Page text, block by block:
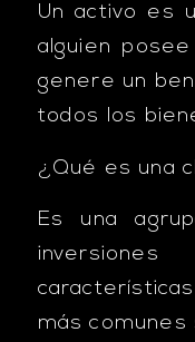
Un activo es
alguien
genere un
todos los
¿Qué es una
Es una
más comunes